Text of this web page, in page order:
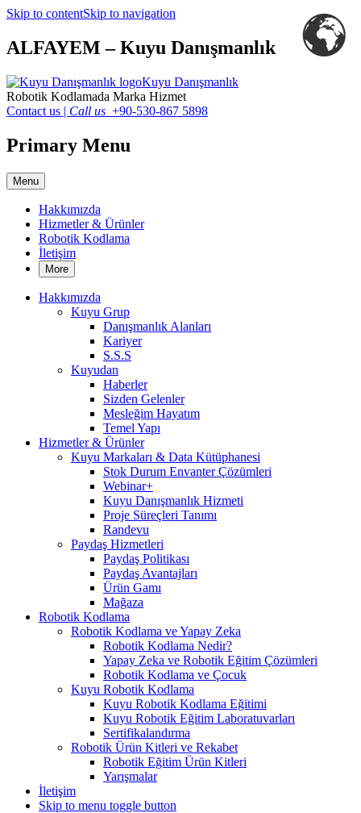
Skip to contentSkip to navigation
ALFAYEM – Kuyu Danışmanlık
Kuyu Danışmanlık
Robotik Kodlamada Marka Hizmet
Contact us | Call us +90-530-867 5898
Primary Menu
Menu
Hakkımızda
Hizmetler & Ürünler
Robotik Kodlama
İletişim
More
Hakkımızda
Kuyu Grup
Danışmanlık Alanları
Kariyer
S.S.S
Kuyudan
Haberler
Sizden Gelenler
Mesleğim Hayatım
Temel Yapı
Hizmetler & Ürünler
Kuyu Markaları & Data Kütüphanesi
Stok Durum Envanter Çözümleri
Webinar+
Kuyu Danışmanlık Hizmeti
Proje Süreçleri Tanımı
Randevu
Paydaş Hizmetleri
Paydaş Politikası
Paydaş Avantajları
Ürün Gamı
Mağaza
Robotik Kodlama
Robotik Kodlama ve Yapay Zeka
Robotik Kodlama Nedir?
Yapay Zeka ve Robotik Eğitim Çözümleri
Robotik Kodlama ve Çocuk
Kuyu Robotik Kodlama
Kuyu Robotik Kodlama Eğitimi
Kuyu Robotik Eğitim Laboratuvarları
Sertifikalandırma
Robotik Ürün Kitleri ve Rekabet
Robotik Eğitim Ürün Kitleri
Yarışmalar
İletişim
Skip to menu toggle button